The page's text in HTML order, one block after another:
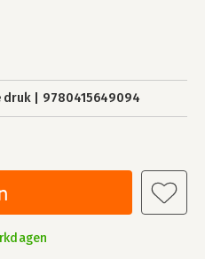
druk 9780415649094